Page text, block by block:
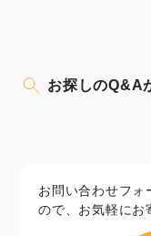
お探しのQ&A
お問い合わせフォ
ので、お気軽にお